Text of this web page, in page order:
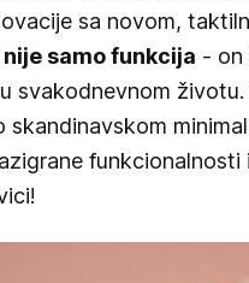
sa novom,
samo funkcija - on
svakodnevnom
skandinavskom